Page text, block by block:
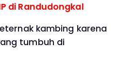
di Randudongkal
kambing karena
tumbuh di